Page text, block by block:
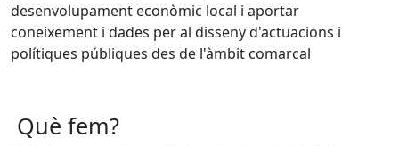
desenvolupament econòmic local i aportar
coneixement i dades per al disseny d'actuacions i
polítiques públiques des de l'àmbit comarcal
Què fem?